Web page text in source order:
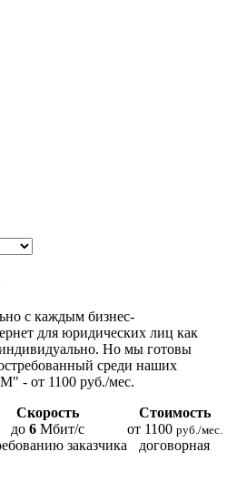
с каждым бизнес-
для юридических лиц как
Но мы готовы
среди наших
- от 1100 руб./мес.
Скорость
Стоимость
до 6 Мбит/с от 1100 руб./мес.
заказчика договорная